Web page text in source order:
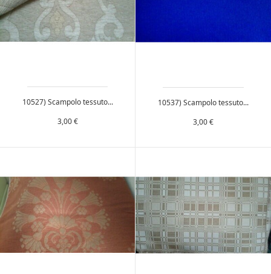
10527) Scampolo tessuto...
Prezzo
3,00 €
10537) Scampolo tessuto...
Prezzo
3,00 €